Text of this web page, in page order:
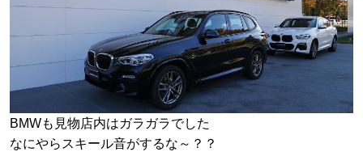
BMWも見物店内はガラガラでした
なにやらスキール音がするな～？？